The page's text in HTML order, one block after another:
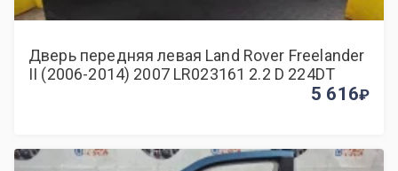
Дверь передняя левая Land Rover Freelander
II (2006-2014) 2007 LR023161 2.2 D 224DT
5 616